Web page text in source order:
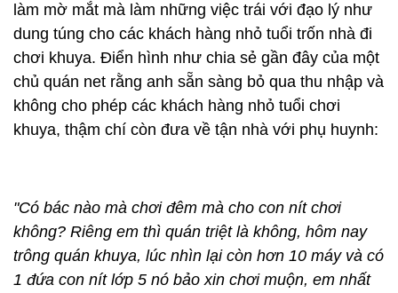
làm mờ mắt mà làm những việc trái với đạo lý như
dung túng cho các khách hàng nhỏ tuổi trốn nhà đi
chơi khuya. Điển hình như chia sẻ gần đây của một
chủ quán net rằng anh sẵn sàng bỏ qua thu nhập và
không cho phép các khách hàng nhỏ tuổi chơi
khuya, thậm chí còn đưa về tận nhà với phụ huynh:
"Có bác nào mà chơi đêm mà cho con nít chơi
không? Riêng em thì quán triệt là không, hôm nay
trông quán khuya, lúc nhìn lại còn hơn 10 máy và có
1 đứa con nít lớp 5 nó bảo xin chơi muộn, em nhất